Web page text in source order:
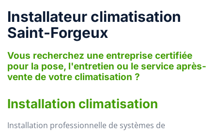
Installateur climatisation
Saint-Forgeux
Vous recherchez une entreprise certifiée
pour la pose, l'entretien ou le service après-
vente de votre climatisation ?
Installation climatisation
Installation professionnelle de systèmes de